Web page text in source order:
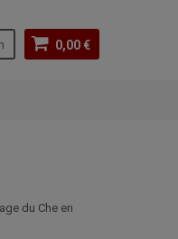
0,00 €
du Che en